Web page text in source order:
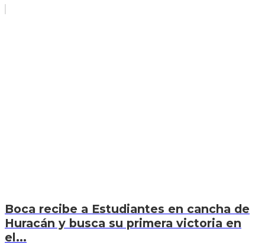
Boca recibe a Estudiantes en cancha de
Huracán y busca su primera victoria en
el...